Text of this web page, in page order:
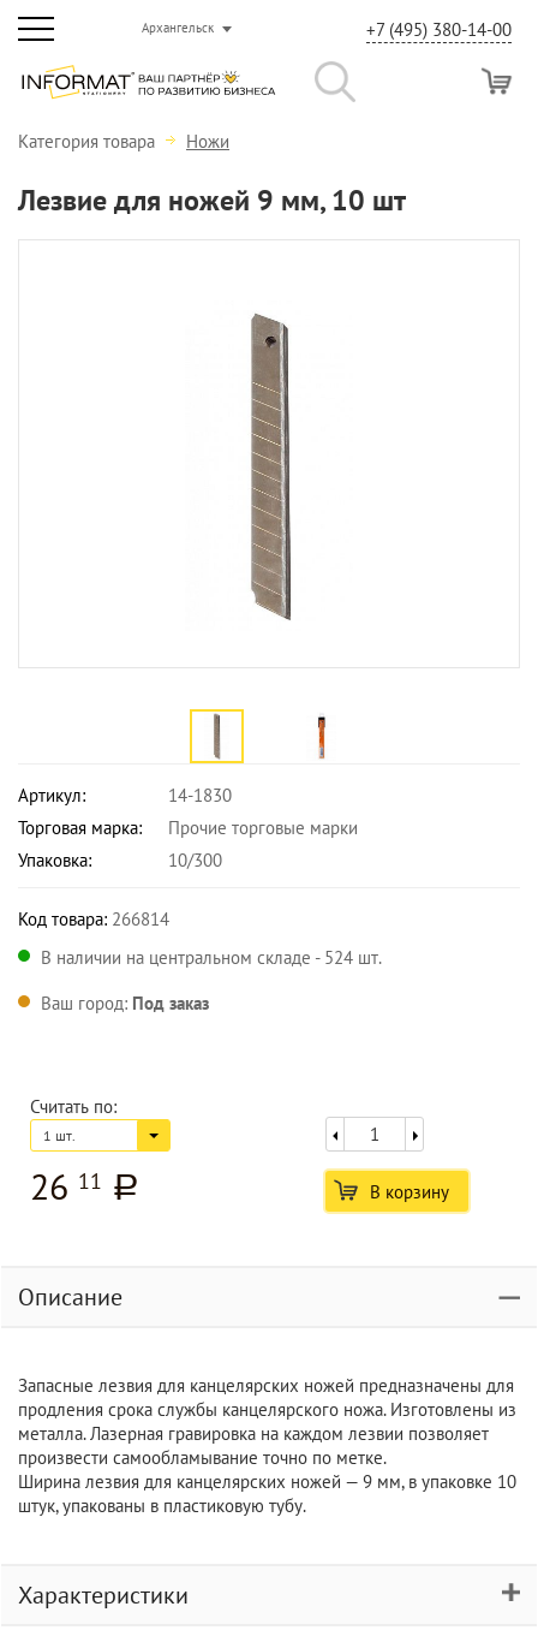
Архангельск +7 (495) 380-14-00
Категория товара Ножи
Лезвие для ножей 9 мм, 10 шт
Артикул:
14-1830
Торговая марка:
Прочие торговые марки
Упаковка:
10/300
Код товара: 266814
В наличии на центральном складе - 524 шт.
Ваш город: Под заказ
Считать по:
1 шт.
26 11 a В корзину
Описание
Запасные лезвия для канцелярских ножей предназначены для
продления срока службы канцелярского ножа. Изготовлены из
металла. Лазерная гравировка на каждом лезвии позволяет
произвести самообламывание точно по метке.
Ширина лезвия для канцелярских ножей — 9 мм, в упаковке 10
штук, упакованы в пластиковую тубу.
Характеристики